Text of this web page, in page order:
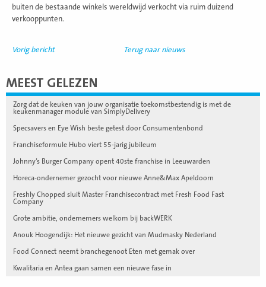
buiten de bestaande winkels wereldwijd verkocht via ruim duizend
verkooppunten.
Vorig bericht Terug naar nieuws
MEEST GELEZEN
Zorg dat de keuken van jouw organisatie toekomstbestendig is met de
keukenmanager module van SimplyDelivery
Specsavers en Eye Wish beste getest door Consumentenbond
Franchiseformule Hubo viert 55-jarig jubileum
Johnny’s Burger Company opent 40ste franchise in Leeuwarden
Horeca-ondernemer gezocht voor nieuwe Anne&Max Apeldoorn
Freshly Chopped sluit Master Franchisecontract met Fresh Food Fast
Company
Grote ambitie, ondernemers welkom bij backWERK
Anouk Hoogendijk: Het nieuwe gezicht van Mudmasky Nederland
Food Connect neemt branchegenoot Eten met gemak over
Kwalitaria en Antea gaan samen een nieuwe fase in